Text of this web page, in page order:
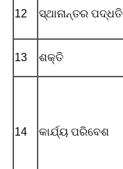
12 ସ୍ଥାନାନ୍ତର ପଦ୍ଧତି
13 ଶକ୍ତି
14 କାର୍ଯ୍ୟ ପରିବେଶ